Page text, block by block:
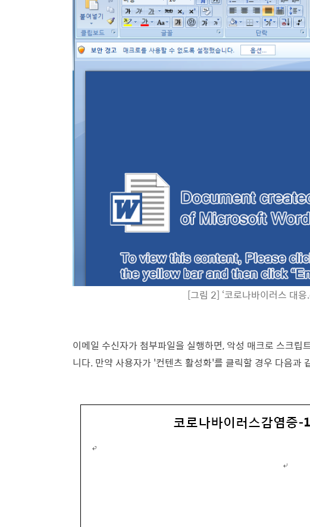
[그림 2] ‘코로나바이러스 대
이메일 수신자가 첨부파일을 실행하면, 악성 매크로 스크
니다. 만약 사용자가 '컨텐츠 활성화'를 클릭할 경우 다음과